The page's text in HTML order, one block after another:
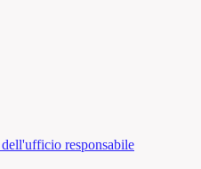
responsabile